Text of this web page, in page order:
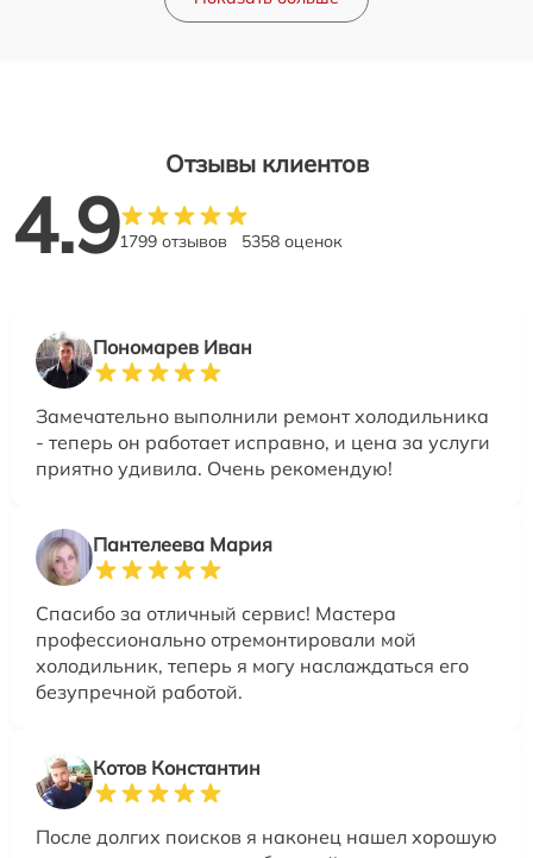
Отзывы клиентов
4.91799 отзывов 5358 оценок
Пономарев Иван
Замечательно выполнили ремонт холодильника
- теперь он работает исправно, и цена за услуги
приятно удивила. Очень рекомендую!
Пантелеева Мария
Спасибо за отличный сервис! Мастера
профессионально отремонтировали мой
холодильник, теперь я могу наслаждаться его
безупречной работой.
Котов Константин
После долгих поисков я наконец нашел хорошую